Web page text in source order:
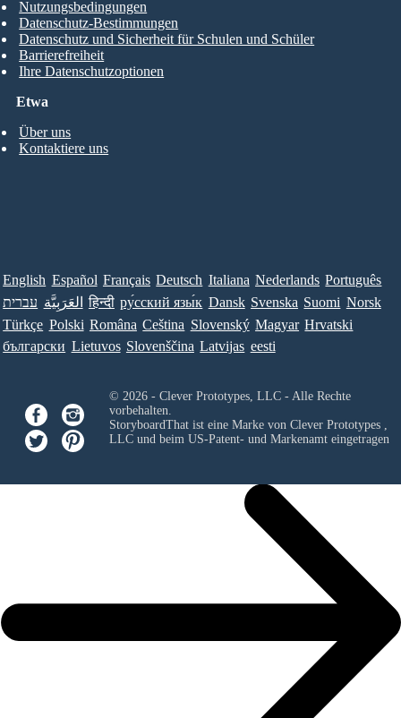
Etwa
Über uns
Kontaktiere uns
Nutzungsbedingungen
Datenschutz-Bestimmungen
Datenschutz und Sicherheit für Schulen und Schüler
Barrierefreiheit
Ihre Datenschutzoptionen
English Español Français Deutsch Italiana Nederlands Português
עברית العَرَبِيَّة हिन्दी ру́сский язы́к Dansk Svenska Suomi Norsk
Türkçe Polski Româna Ceština Slovenský Magyar Hrvatski
български Lietuvos Slovenščina Latvijas eesti
© 2026 - Clever Prototypes, LLC - Alle Rechte
vorbehalten.
StoryboardThat ist eine Marke von Clever Prototypes ,
LLCund beim US-Patent- und Markenamt eingetragen